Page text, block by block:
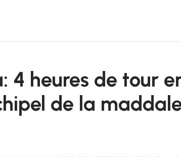
l'archipel de la maddalena
4 heures de tour
de la